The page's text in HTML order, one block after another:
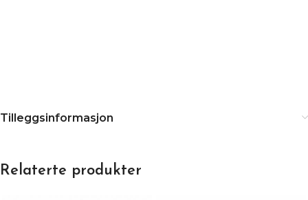
Tilleggsinformasjon
Relaterte produkter